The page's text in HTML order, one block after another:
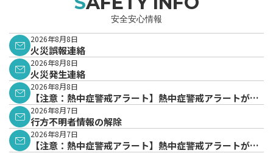
安全安心情報
2026年8月8日
火災誤報連絡
2026年8月8日
火災発生連絡
2026年8月8日
【注意：熱中症警戒アラート】熱中症警戒アラートが発
表されています。
2026年8月7日
行方不明者情報の解除
2026年8月7日
【注意：熱中症警戒アラート】熱中症警戒アラートが発